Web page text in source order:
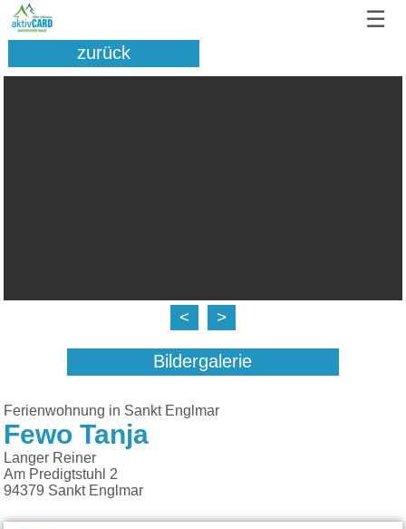
☰
zurück
< >
Bildergalerie
Ferienwohnung in Sankt Englmar
Fewo Tanja
Langer Reiner
Am Predigtstuhl 2
94379 Sankt Englmar